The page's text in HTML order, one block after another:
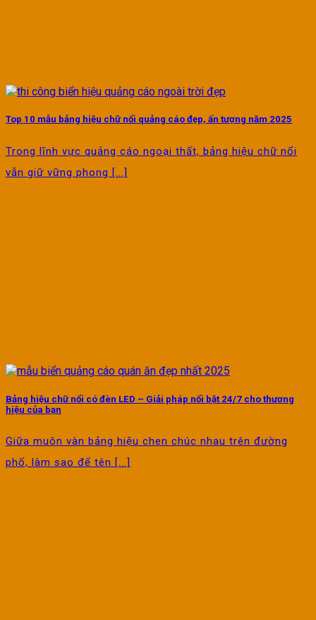
Top 10 mẫu bảng hiệu chữ nổi quảng cáo đẹp, ấn tượng năm 2025
Trong lĩnh vực quảng cáo ngoại thất, bảng hiệu chữ nổi
vẫn giữ vững phong [...]
Bảng hiệu chữ nổi có đèn LED – Giải pháp nổi bật 24/7 cho thương
hiệu của bạn
Giữa muôn vàn bảng hiệu chen chúc nhau trên đường
phố, làm sao để tên [...]